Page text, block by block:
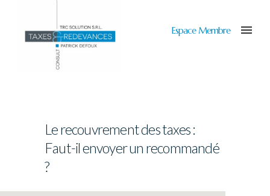
Espace Membre
Le recouvrement des taxes :
Faut-il envoyer un recommandé
?